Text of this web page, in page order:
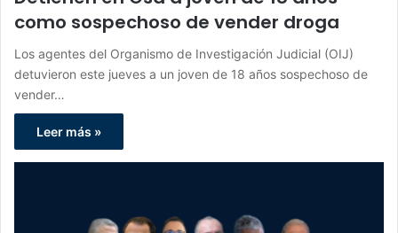
como sospechoso de vender droga
Los agentes del Organismo de Investigación Judicial (OIJ)
detuvieron este jueves a un joven de 18 años sospechoso de
vender…
Leer más »